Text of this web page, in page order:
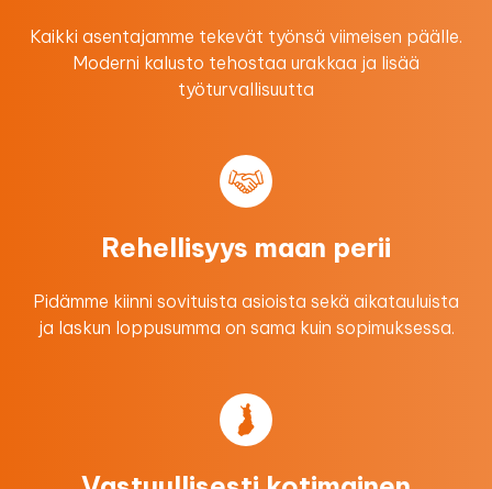
Kaikki asentajamme tekevät työnsä viimeisen päälle.
Moderni kalusto tehostaa urakkaa ​ja lisää
työturvallisuutta
Rehellisyys maan perii
Pidämme kiinni sovituista asioista sekä aikatauluista
ja laskun loppusumma on sama kuin sopimuksessa.